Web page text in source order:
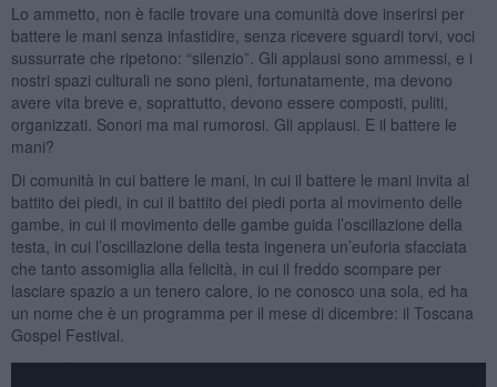
Lo ammetto, non è facile trovare una comunità dove inserirsi per
battere le mani senza infastidire, senza ricevere sguardi torvi, voci
sussurrate che ripetono: “silenzio”. Gli applausi sono ammessi, e i
nostri spazi culturali ne sono pieni, fortunatamente, ma devono
avere vita breve e, soprattutto, devono essere composti, puliti,
organizzati. Sonori ma mai rumorosi. Gli applausi. E il battere le
mani?
Di comunità in cui battere le mani, in cui il battere le mani invita al
battito dei piedi, in cui il battito dei piedi porta al movimento delle
gambe, in cui il movimento delle gambe guida l’oscillazione della
testa, in cui l’oscillazione della testa ingenera un’euforia sfacciata
che tanto assomiglia alla felicità, in cui il freddo scompare per
lasciare spazio a un tenero calore, io ne conosco una sola, ed ha
un nome che è un programma per il mese di dicembre: il Toscana
Gospel Festival.